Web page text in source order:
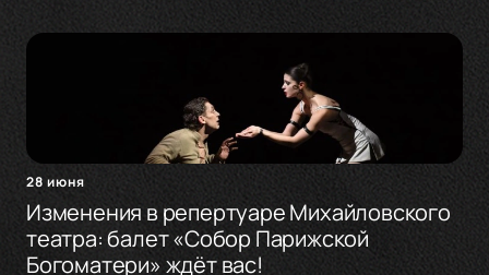
28 июня
Изменения в репертуаре Михайловского
театра: балет «Собор Парижской
Богоматери» ждёт вас!